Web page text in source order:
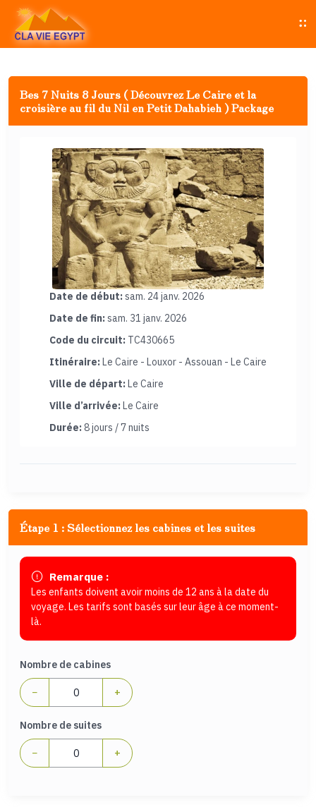
Bes 7 Nuits 8 Jours ( Découvrez Le Caire et la
croisière au fil du Nil en Petit Dahabieh ) Package
Date de début:sam. 24 janv. 2026
Date de fin:sam. 31 janv. 2026
Code du circuit: TC430665
Itinéraire:Le Caire - Louxor - Assouan - Le Caire
Ville de départ:Le Caire
Ville d’arrivée:Le Caire
Durée:8 jours / 7 nuits
Étape 1 : Sélectionnez les cabines et les suites
Remarque :
Les enfants doivent avoir moins de 12 ans à la date du
voyage. Les tarifs sont basés sur leur âge à ce moment-
là.
Nombre de cabines
− +
Nombre de suites
− +